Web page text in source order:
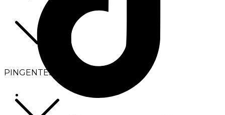
PINGENTES